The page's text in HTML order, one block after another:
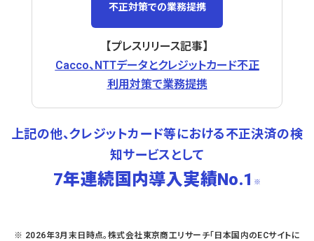
不正対策での業務提携
【プレスリリース記事】
Cacco、NTTデータとクレジットカード不正
利用対策で業務提携
上記の他、クレジットカード等における不正決済の検
知サービスとして
7年連続国内導入実績No.1 ※
※ 2026年3月末日時点。株式会社東京商工リサーチ「日本国内のECサイトに